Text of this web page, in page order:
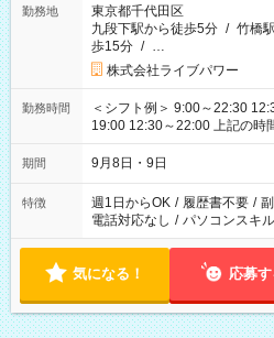
勤務地
東京都千代田区
九段下駅から徒歩5分 / 竹橋
歩15分 / …
株式会社ライブパワー
勤務時間
＜シフト例＞ 9:00～22:30
19:00 12:30～22:00 上記の時間から好きな時間を選べます！ ※
時間は変更となる可能性があ
期間 9月8日・9日
特徴 週1日からOK / 履歴書不要 /
電話対応なし / パソコンスキ
気になる！ 応募す